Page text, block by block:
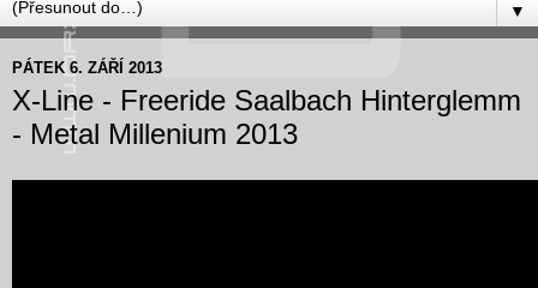
▼
PÁTEK 6. ZÁŘÍ 2013
X-Line - Freeride Saalbach Hinterglemm
- Metal Millenium 2013